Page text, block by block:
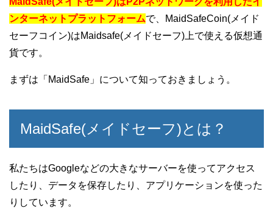
ンターネットプラットフォームで、MaidSafeCoin(メイド
セーフコイン)はMaidsafe(メイドセーフ)上で使える仮想通
貨です。
まずは「MaidSafe」について知っておきましょう。
MaidSafe(メイドセーフ)とは？
私たちはGoogleなどの大きなサーバーを使ってアクセス
したり、データを保存したり、アプリケーションを使った
りしています。